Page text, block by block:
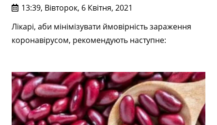
13:39, Вівторок, 6 Квітня, 2021
Лікарі, аби мінімізувати ймовірність зараження
коронавірусом, рекомендують наступне: